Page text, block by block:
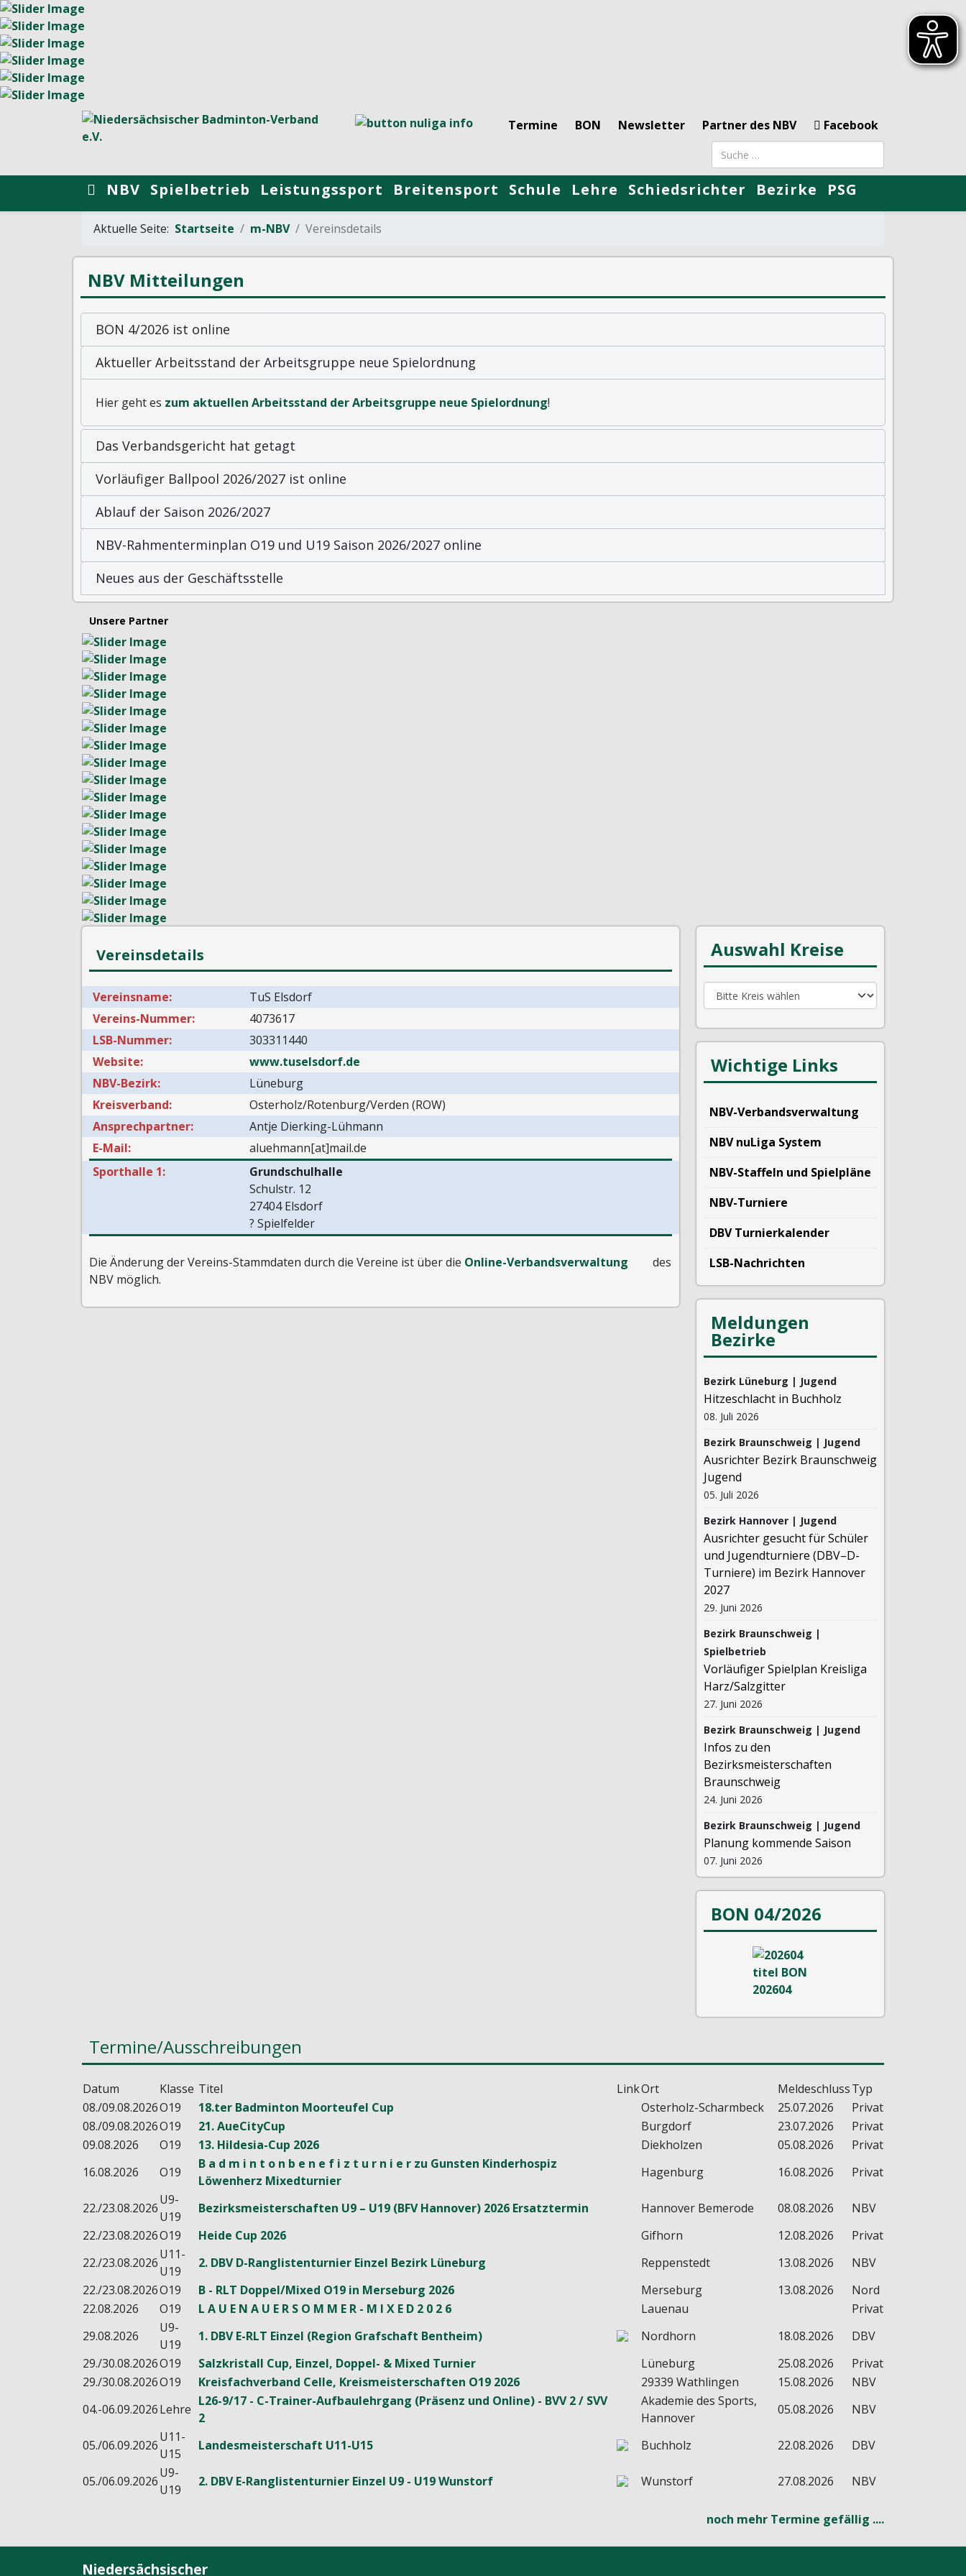
Termine BON Newsletter Partner des NBV
Facebook
Suchbegriff
NBV Spielbetrieb Leistungssport Breitensport Schule Lehre Schiedsrichter Bezirke PSG
Aktuelle Seite: Startseite m-NBV Vereinsdetails
NBV Mitteilungen
BON 4/2026 ist online
Aktueller Arbeitsstand der Arbeitsgruppe neue Spielordnung
Hier geht es zum aktuellen Arbeitsstand der Arbeitsgruppe neue Spielordnung!
Das Verbandsgericht hat getagt
Vorläufiger Ballpool 2026/2027 ist online
Ablauf der Saison 2026/2027
NBV-Rahmenterminplan O19 und U19 Saison 2026/2027 online
Neues aus der Geschäftsstelle
Unsere Partner
Vereinsdetails
Vereinsname:
TuS Elsdorf
Vereins-Nummer:
4073617
LSB-Nummer:
303311440
Website:
www.tuselsdorf.de
NBV-Bezirk:
Lüneburg
Kreisverband:
Osterholz/Rotenburg/Verden (ROW)
Ansprechpartner:
Antje Dierking-Lühmann
E-Mail:
aluehmann[at]mail.de
Sporthalle 1:
Grundschulhalle
Schulstr. 12
27404 Elsdorf
? Spielfelder
Die Änderung der Vereins-Stammdaten durch die Vereine ist über die Online-Verbandsverwaltung
des
NBV möglich.
Auswahl Kreise
Wichtige Links
NBV-Verbandsverwaltung
NBV nuLiga System
NBV-Staffeln und Spielpläne
NBV-Turniere
DBV Turnierkalender
LSB-Nachrichten
Meldungen
Bezirke
Bezirk Lüneburg | Jugend
Hitzeschlacht in Buchholz
08. Juli 2026
Bezirk Braunschweig | Jugend
Ausrichter Bezirk Braunschweig
Jugend
05. Juli 2026
Bezirk Hannover | Jugend
Ausrichter gesucht für Schüler
und Jugendturniere (DBV–D-
Turniere) im Bezirk Hannover
2027
29. Juni 2026
Bezirk Braunschweig |
Spielbetrieb
Vorläufiger Spielplan Kreisliga
Harz/Salzgitter
27. Juni 2026
Bezirk Braunschweig | Jugend
Infos zu den
Bezirksmeisterschaften
Braunschweig
24. Juni 2026
Bezirk Braunschweig | Jugend
Planung kommende Saison
07. Juni 2026
BON 04/2026
Termine/Ausschreibungen
Datum Klasse Titel LinkOrt MeldeschlussTyp
08./09.08.2026O19 18.ter Badminton Moorteufel Cup Osterholz-Scharmbeck 25.07.2026
Privat
08./09.08.2026O19 21. AueCityCup Burgdorf 23.07.2026
Privat
09.08.2026
O19 13. Hildesia-Cup 2026 Diekholzen 05.08.2026
Privat
16.08.2026
O19
B a d m i n t o n b e n e f i z t u r n i e r zu Gunsten Kinderhospiz
Löwenherz Mixedturnier
Hagenburg 16.08.2026 Privat
22./23.08.2026
U9-
U19
Bezirksmeisterschaften U9 – U19 (BFV Hannover) 2026 Ersatztermin Hannover Bemerode 08.08.2026
NBV
22./23.08.2026O19 Heide Cup 2026 Gifhorn 12.08.2026
Privat
22./23.08.2026
U11-
U19
2. DBV D-Ranglistenturnier Einzel Bezirk Lüneburg Reppenstedt 13.08.2026
NBV
22./23.08.2026O19 B - RLT Doppel/Mixed O19 in Merseburg 2026 Merseburg 13.08.2026
Nord
22.08.2026
O19 L A U E N A U E R S O M M E R - M I X E D 2 0 2 6 Lauenau
Privat
29.08.2026
U9-
U19
1. DBV E-RLT Einzel (Region Grafschaft Bentheim) Nordhorn 18.08.2026
DBV
29./30.08.2026O19 Salzkristall Cup, Einzel, Doppel- & Mixed Turnier Lüneburg 25.08.2026
Privat
29./30.08.2026O19 Kreisfachverband Celle, Kreismeisterschaften O19 2026 29339 Wathlingen 15.08.2026
NBV
04.-06.09.2026Lehre
L26-9/17 - C-Trainer-Aufbaulehrgang (Präsenz und Online) - BVV 2 / SVV
2
Akademie des Sports,
Hannover
05.08.2026 NBV
05./06.09.2026
U11-
U15
Landesmeisterschaft U11-U15 Buchholz 22.08.2026 DBV
05./06.09.2026
U9-
U19
2. DBV E-Ranglistenturnier Einzel U9 - U19 Wunstorf Wunstorf 27.08.2026 NBV
noch mehr Termine gefällig ....
Niedersächsischer